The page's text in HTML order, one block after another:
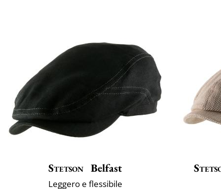
Stetson Belfast
Leggero e flessibile